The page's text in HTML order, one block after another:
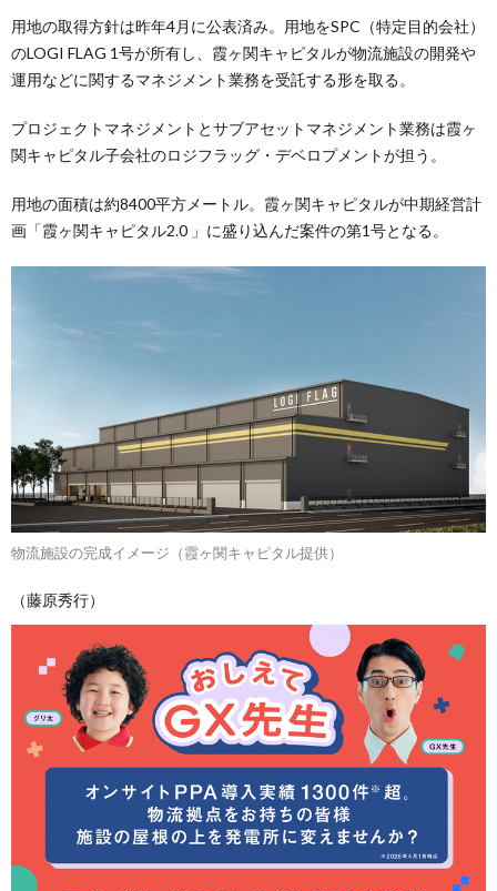
用地の取得方針は昨年4月に公表済み。用地をSPC（特定目的会社）
のLOGI FLAG 1号が所有し、霞ヶ関キャピタルが物流施設の開発や
運用などに関するマネジメント業務を受託する形を取る。
プロジェクトマネジメントとサブアセットマネジメント業務は霞ヶ
関キャピタル子会社のロジフラッグ・デベロプメントが担う。
用地の面積は約8400平方メートル。霞ヶ関キャピタルが中期経営計
画「霞ヶ関キャピタル2.0 」に盛り込んだ案件の第1号となる。
物流施設の完成イメージ（霞ヶ関キャピタル提供）
（藤原秀行）